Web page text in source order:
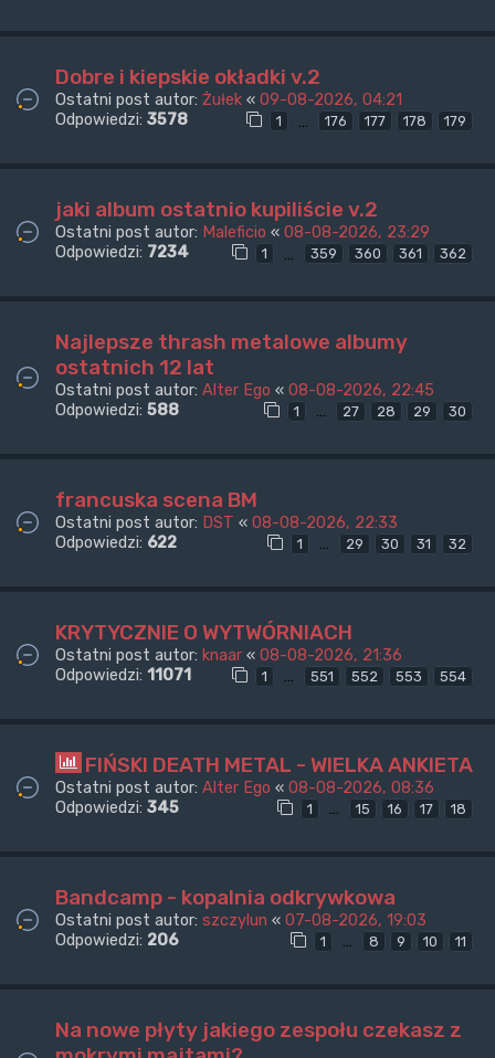
Dobre i kiepskie okładki v.2
Ostatni post autor: Żułek « 09-08-2026, 04:21
Odpowiedzi: 3578 1 … 176 177 178 179
jaki album ostatnio kupiliście v.2
Ostatni post autor: Maleficio « 08-08-2026, 23:29
Odpowiedzi: 7234 1 359 360 361 362
Najlepsze thrash metalowe albumy
ostatnich 12 lat
Ostatni post autor: Alter Ego « 08-08-2026, 22:45
Odpowiedzi: 588 1 … 27 28 29 30
francuska scena BM
Ostatni post autor: DST « 08-08-2026, 22:33
Odpowiedzi: 622 1 … 29 30 31 32
KRYTYCZNIE O WYTWÓRNIACH
Ostatni post autor: knaar « 08-08-2026, 21:36
Odpowiedzi: 11071 1 … 551 552 553 554
FIŃSKI DEATH METAL - WIELKA ANKIETA
Ostatni post autor: Alter Ego « 08-08-2026, 08:36
Odpowiedzi: 345 1 … 15 16 17 18
Bandcamp - kopalnia odkrywkowa
Ostatni post autor: szczylun « 07-08-2026, 19:03
Odpowiedzi: 206 1 … 8 9 10 11
Na nowe płyty jakiego zespołu czekasz z